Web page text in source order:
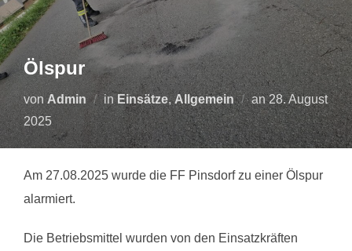
Ölspur
vonAdmin in Einsätze,Allgemein anVeröffentlicht
am
28. August
2025
Am 27.08.2025 wurde die FF Pinsdorf zu einer Ölspur
alarmiert.
Die Betriebsmittel wurden von den Einsatzkräften